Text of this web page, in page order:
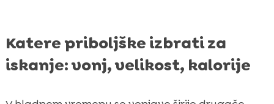
Katere priboljške izbrati za
iskanje: vonj, velikost, kalorije